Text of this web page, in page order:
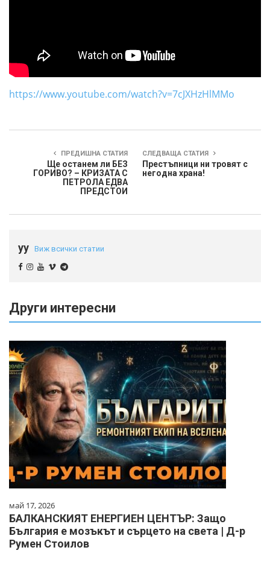
https://www.youtube.com/watch?v=7cJXHzHlMMo
ПРЕДИШНА СТАТИЯ
Ще останем ли БЕЗ
ГОРИВО? – КРИЗАТА С
ПЕТРОЛА ЕДВА
ПРЕДСТОИ
СЛЕДВАЩА СТАТИЯ
Престъпници ни тровят с
негодна храна!
yy Виж всички статии
Други интересни
май 17, 2026
БАЛКАНСКИЯТ ЕНЕРГИЕН ЦЕНТЪР: Защо
България е мозъкът и сърцето на света | Д-р
Румен Стоилов